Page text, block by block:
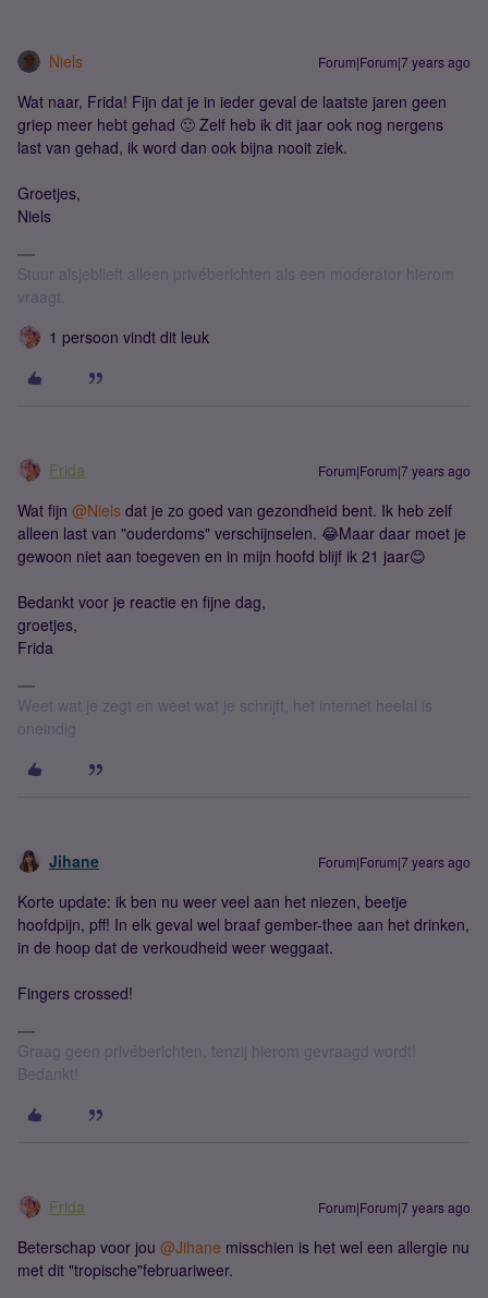
Niels Forum|Forum|7 years ago
Wat naar, Frida! Fijn dat je in ieder geval de laatste jaren geen
griep meer hebt gehad 🙂 Zelf heb ik dit jaar ook nog nergens
last van gehad, ik word dan ook bijna nooit ziek.
Groetjes,
Niels
Stuur alsjeblieft alleen privéberichten als een moderator hierom
vraagt.
1 persoon vindt dit leuk
Frida Forum|Forum|7 years ago
Wat fijn @Niels dat je zo goed van gezondheid bent. Ik heb zelf
alleen last van "ouderdoms" verschijnselen. 😂Maar daar moet je
gewoon niet aan toegeven en in mijn hoofd blijf ik 21 jaar😊
Bedankt voor je reactie en fijne dag,
groetjes,
Frida
Weet wat je zegt en weet wat je schrijft, het internet heelal is
oneindig
Jihane Forum|Forum|7 years ago
Korte update: ik ben nu weer veel aan het niezen, beetje
hoofdpijn, pff! In elk geval wel braaf gember-thee aan het drinken,
in de hoop dat de verkoudheid weer weggaat.
Fingers crossed!
Graag geen privéberichten, tenzij hierom gevraagd wordt!
Bedankt!
Frida Forum|Forum|7 years ago
Beterschap voor jou @Jihane misschien is het wel een allergie nu
met dit "tropische"februariweer.